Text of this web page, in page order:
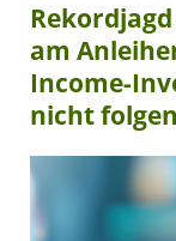
am
Income-
nicht folgen